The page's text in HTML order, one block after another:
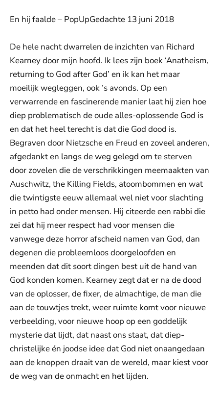
En hij faalde – PopUpGedachte 13 juni 2018
De hele nacht dwarrelen de inzichten van Richard
Kearney door mijn hoofd. Ik lees zijn boek ‘Anatheism,
returning to God after God’ en ik kan het maar
moeilijk wegleggen, ook ’s avonds. Op een
verwarrende en fascinerende manier laat hij zien hoe
diep problematisch de oude alles-oplossende God is
en dat het heel terecht is dat die God dood is.
Begraven door Nietzsche en Freud en zoveel anderen,
afgedankt en langs de weg gelegd om te sterven
door zovelen die de verschrikkingen meemaakten van
Auschwitz, the Killing Fields, atoombommen en wat
die twintigste eeuw allemaal wel niet voor slachting
in petto had onder mensen. Hij citeerde een rabbi die
zei dat hij meer respect had voor mensen die
vanwege deze horror afscheid namen van God, dan
degenen die probleemloos doorgeloofden en
meenden dat dit soort dingen best uit de hand van
God konden komen. Kearney zegt dat er na de dood
van de oplosser, de fixer, de almachtige, de man die
aan de touwtjes trekt, weer ruimte komt voor nieuwe
verbeelding, voor nieuwe hoop op een goddelijk
mysterie dat lijdt, dat naast ons staat, dat diep-
christelijke én joodse idee dat God niet onaangedaan
aan de knoppen draait van de wereld, maar kiest voor
de weg van de onmacht en het lijden.